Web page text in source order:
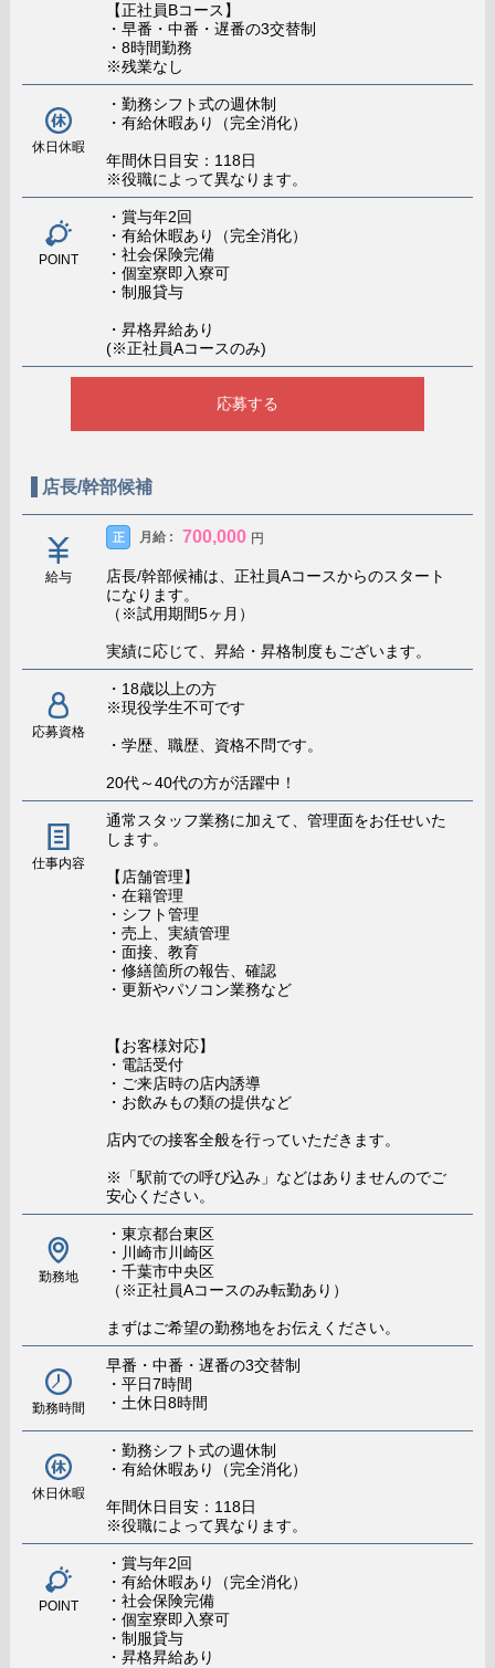
分単位で残業代も出ます。 まだ入社したばかりで分
からなことも多いですが、周りのサポートが手厚い
ので不安なく働いております。 お給料も大満足で
す！
【正社員Bコース】
・早番・中番・遅番の3交替制
・8時間勤務
※残業なし
休日休暇
・勤務シフト式の週休制
・有給休暇あり（完全消化）
年間休日目安：118日
※役職によって異なります。
POINT
・賞与年2回
・有給休暇あり（完全消化）
・社会保険完備
・個室寮即入寮可
・制服貸与
・昇格昇給あり
(※正社員Aコースのみ)
応募する
店長/幹部候補
給与
正 月給 : 700,000 円
店長/幹部候補は、正社員Aコースからのスタート
になります。
（※試用期間5ヶ月）
実績に応じて、昇給・昇格制度もございます。
応募資格
・18歳以上の方
※現役学生不可です
・学歴、職歴、資格不問です。
20代～40代の方が活躍中！
仕事内容
通常スタッフ業務に加えて、管理面をお任せいた
します。
【店舗管理】
・在籍管理
・シフト管理
・売上、実績管理
・面接、教育
・修繕箇所の報告、確認
・更新やパソコン業務など
【お客様対応】
・電話受付
・ご来店時の店内誘導
・お飲みもの類の提供など
店内での接客全般を行っていただきます。
※「駅前での呼び込み」などはありませんのでご
安心ください。
勤務地
・東京都台東区
・川崎市川崎区
・千葉市中央区
（※正社員Aコースのみ転勤あり）
まずはご希望の勤務地をお伝えください。
勤務時間
早番・中番・遅番の3交替制
・平日7時間
・土休日8時間
休日休暇
・勤務シフト式の週休制
・有給休暇あり（完全消化）
年間休日目安：118日
※役職によって異なります。
POINT
・賞与年2回
・有給休暇あり（完全消化）
・社会保険完備
・個室寮即入寮可
・制服貸与
・昇格昇給あり